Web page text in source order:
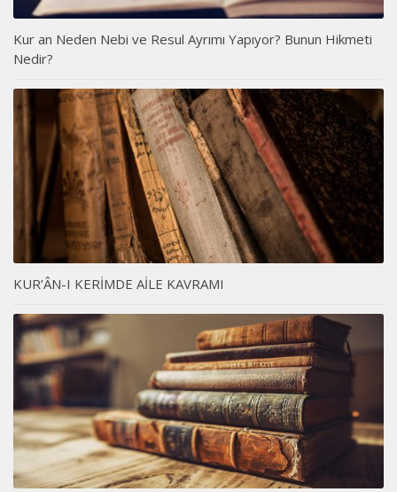
Kur an Neden Nebi ve Resul Ayrımı Yapıyor? Bunun Hikmeti
Nedir?
KUR’ÂN-I KERİMDE AİLE KAVRAMI